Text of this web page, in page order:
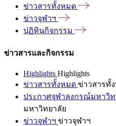
ข่าวสารทั้งหมด
ข่าวจุฬาฯ
ปฏิทินกิจกรรม
ข่าวสารและกิจกรรม
Highlights Highlights
ข่าวสารทั้งหมด ข่าวสารทั้
ประกาศจุฬาลงกรณ์มหาวิท
มหาวิทยาลัย
ข่าวจุฬาฯ ข่าวจุฬาฯ